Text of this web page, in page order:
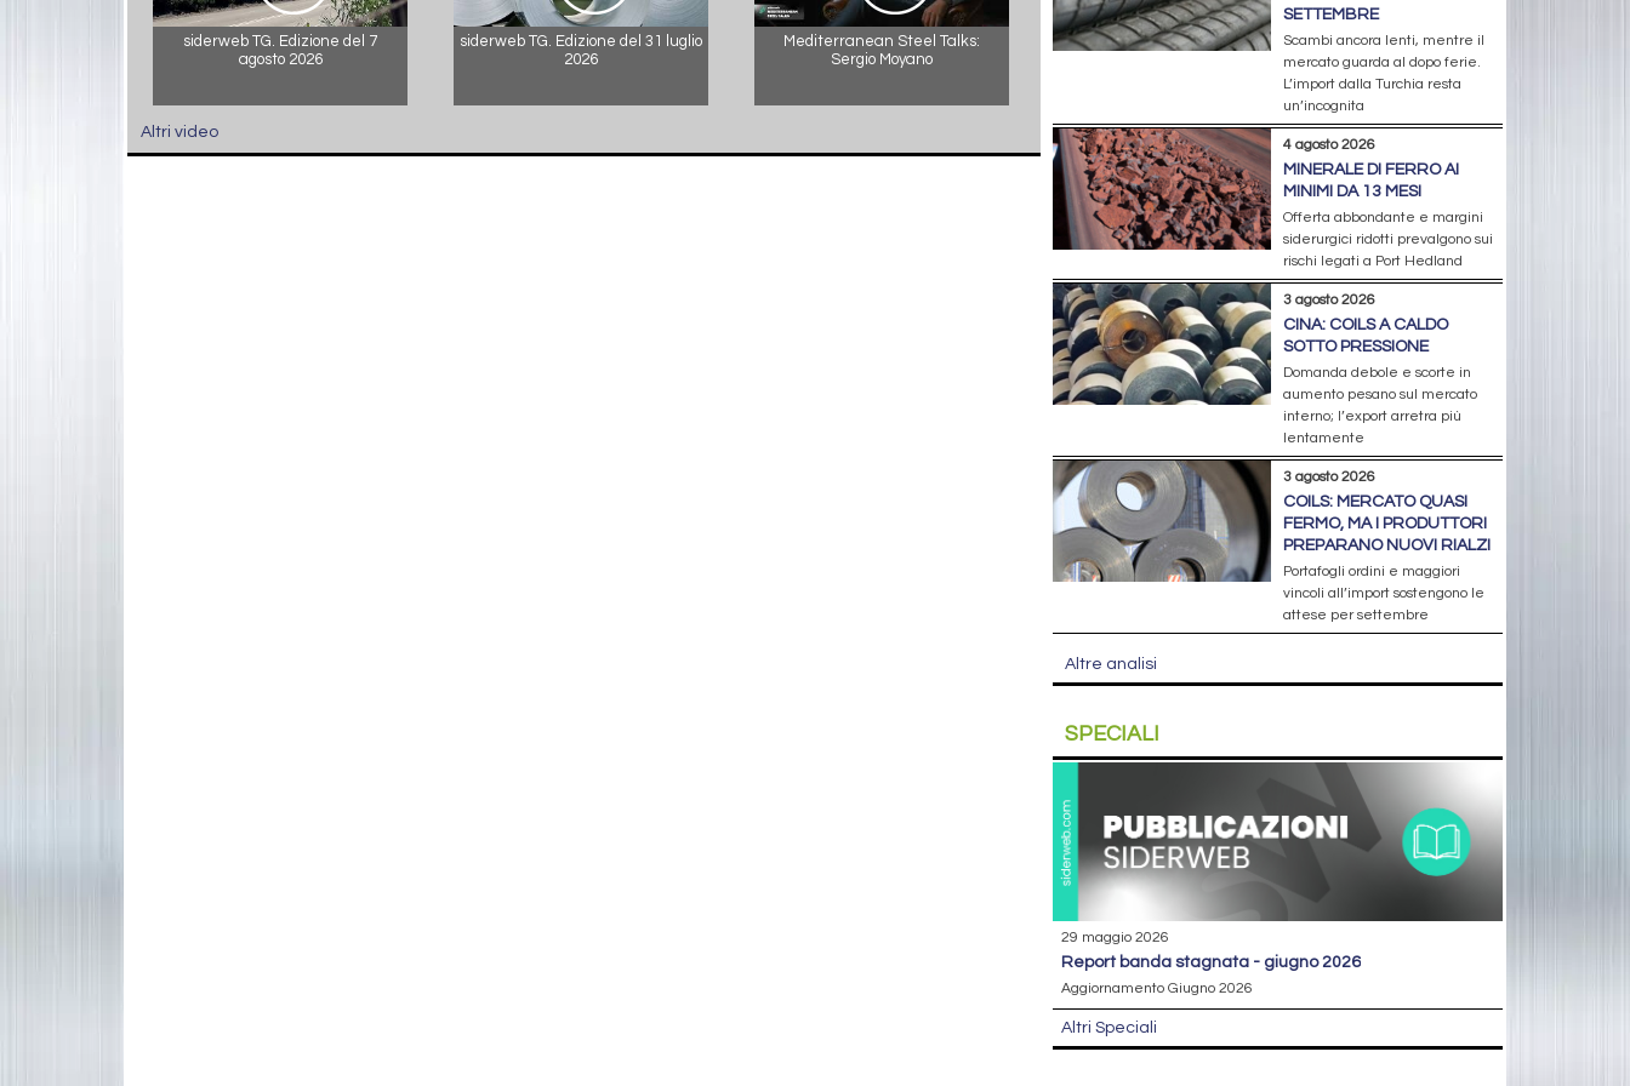
siderweb TG. Edizione del 7
agosto 2026
siderweb TG. Edizione del 31 luglio
2026
Mediterranean Steel Talks:
Sergio Moyano
Altri video
SETTEMBRE
Scambi ancora lenti, mentre il
mercato guarda al dopo ferie.
L’import dalla Turchia resta
un’incognita
4 agosto 2026
MINERALE DI FERRO AI
MINIMI DA 13 MESI
Offerta abbondante e margini
siderurgici ridotti prevalgono sui
rischi legati a Port Hedland
3 agosto 2026
CINA: COILS A CALDO
SOTTO PRESSIONE
Domanda debole e scorte in
aumento pesano sul mercato
interno; l’export arretra più
lentamente
3 agosto 2026
COILS: MERCATO QUASI
FERMO, MA I PRODUTTORI
PREPARANO NUOVI RIALZI
Portafogli ordini e maggiori
vincoli all’import sostengono le
attese per settembre
Altre analisi
SPECIALI
29 maggio 2026
report banda stagnata - giugno 2026
Aggiornamento Giugno 2026
Altri Speciali